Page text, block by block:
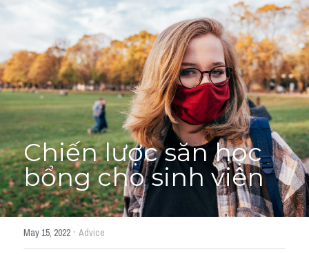
Khác
Từ vựng theo topic
Từ vựng theo Topic
Vocabulary - Grammar
Grammar
Part 2
Noun
Liên hệ
Lớp Siêu Cấp Tốc
HỌC THỬ →
Chiến lược săn học
bổng cho sinh viên
May 15, 2022 · Advice